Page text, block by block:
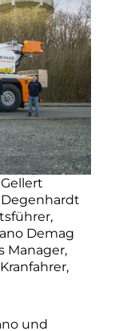
Degenhardt
Demag
Manager,
und